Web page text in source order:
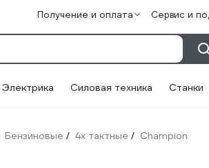
Получение и оплата Сервис и
Электрика Силовая техника Станки
Бензиновые / 4х тактные / Champion